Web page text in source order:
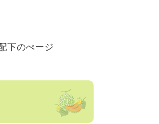
下のぺージ